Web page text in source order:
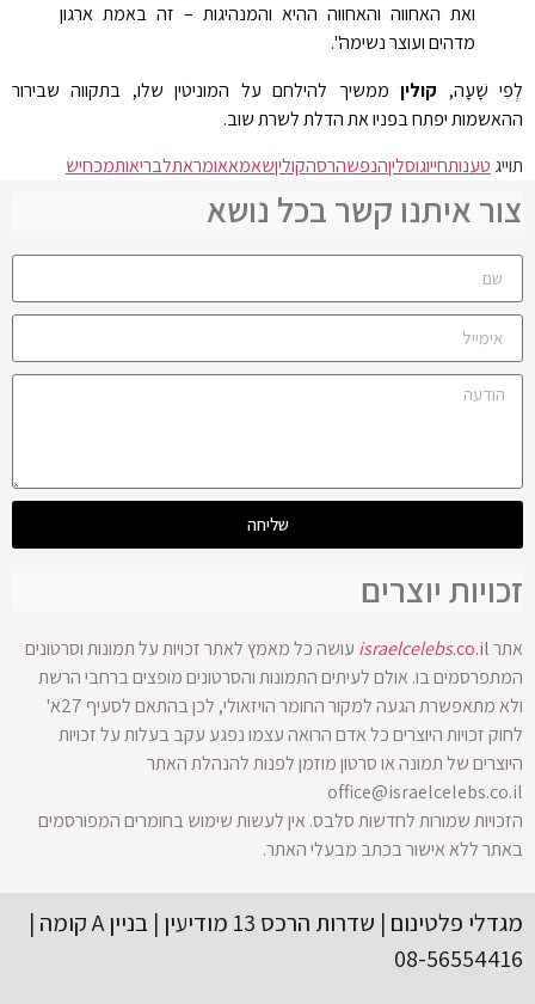
ואת האחווה והאחווה ההיא והמנהיגות – זה באמת ארגון
מדהים ועוצר נשימה".
לְפִי שָׁעָה, קוליןממשיך להילחם על המוניטין שלו, בתקווה שבירור
ההאשמות יפתח בפניו את הדלת לשרת שוב.
תוייג טענותחייוגוסליןהנפשהרסהקוליןשאמאאומראתלבריאותמכחיש
צור איתנו קשר בכל נושא
שליחה
זכויות יוצרים
אתר israelcelebs.co.il
עושה כל מאמץ לאתר זכויות על תמונות וסרטונים
המתפרסמים בו. אולם לעיתים התמונות והסרטונים מופצים ברחבי הרשת
ולא מתאפשרת הגעה למקור החומר הויזאולי, לכן בהתאם לסעיף 27א'
לחוק זכויות היוצרים כל אדם הרואה עצמו נפגע עקב בעלות על זכויות
היוצרים של תמונה או סרטון מוזמן לפנות להנהלת האתר
office@israelcelebs.co.il
הזכויות שמורות לחדשות סלבס. אין לעשות שימוש בחומרים המפורסמים
באתר ללא אישור בכתב מבעלי האתר.
מגדלי פלטינום | שדרות הרכס 13 מודיעין | בניין A קומה |
08-56554416